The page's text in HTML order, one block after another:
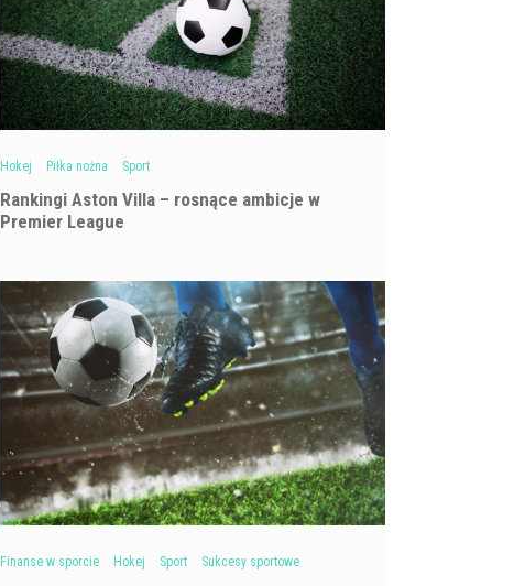
Hokej Piłka nożna Sport
Rankingi Aston Villa – rosnące ambicje w
Premier League
Finanse w sporcie Hokej Sport Sukcesy sportowe